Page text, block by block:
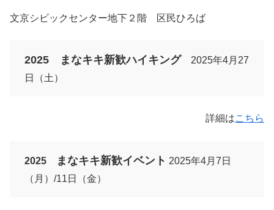
文京シビックセンター地下２階 区民ひろば
2025 まなキキ新歓ハイキング
2025年4月27
日（土）
詳細はこちら
2025 まなキキ新歓イベント
（月）/11日（金）